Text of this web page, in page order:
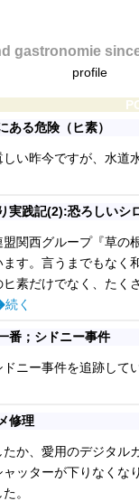
gastronomie
profile
ある危険（ヒ素）
い昨今ですが、水道
実践記(2):恐ろしいシ
盟関西グループ『草の
ます。言うまでもなく
素だけでなく、たく
続く
番；シドニー事件
ニー事件を追跡して
修理
か、愛用のデジタル
ッターが下りなくな
。